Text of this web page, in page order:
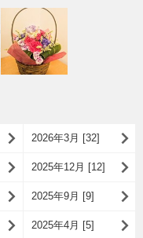
2026年3月 [32]
2025年12月 [12]
2025年9月 [9]
2025年4月 [5]